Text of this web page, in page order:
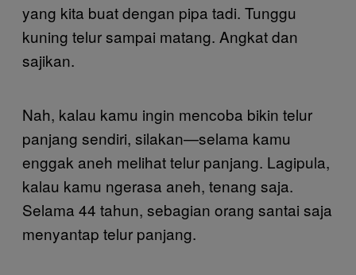
yang kita buat dengan pipa tadi. Tunggu
kuning telur sampai matang. Angkat dan
sajikan.
Nah, kalau kamu ingin mencoba bikin telur
panjang sendiri, silakan—selama kamu
enggak aneh melihat telur panjang. Lagipula,
kalau kamu ngerasa aneh, tenang saja.
Selama 44 tahun, sebagian orang santai saja
menyantap telur panjang.